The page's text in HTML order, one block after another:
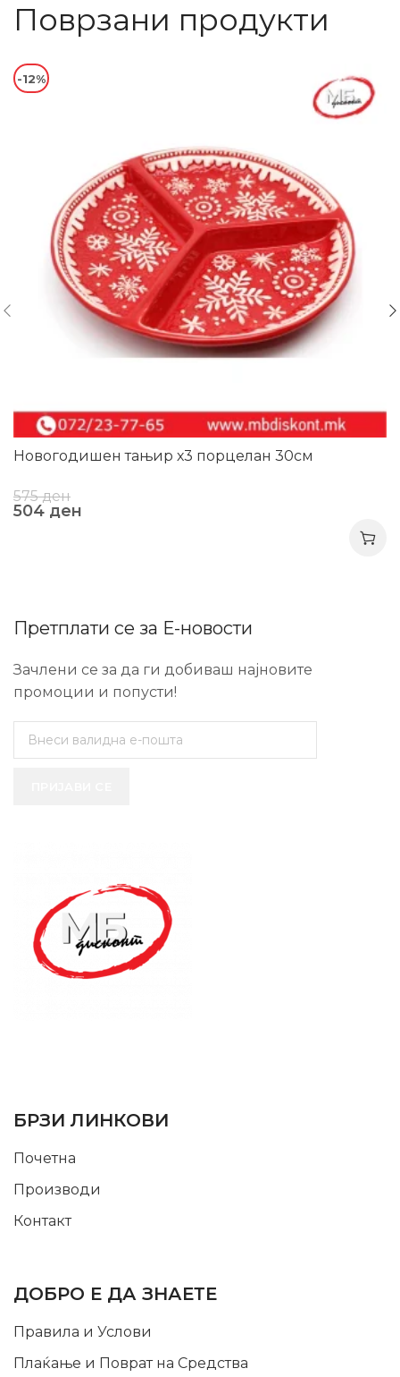
Поврзани продукти
-12%
Новогодишен тањир х3 порцелан 30см
575ден
504 ден
Претплати се за Е-новости
Зачлени се за да ги добиваш најновите
промоции и попусти!
БРЗИ ЛИНКОВИ
Почетна
Производи
Контакт
ДОБРО Е ДА ЗНАЕТЕ
Правила и Услови
Плаќање и Поврат на Средства